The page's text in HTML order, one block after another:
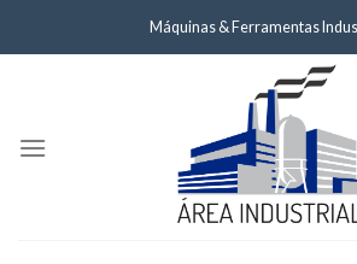
Máquinas & Ferramentas